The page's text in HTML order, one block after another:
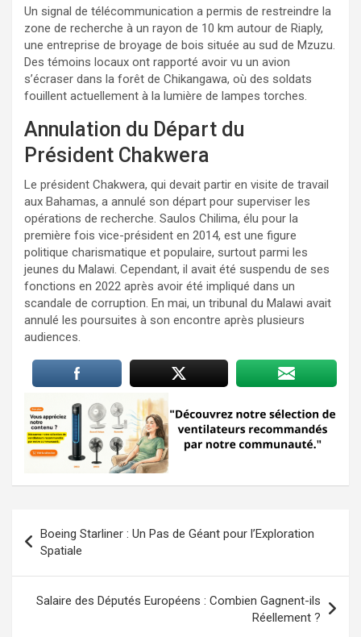
Un signal de télécommunication a permis de restreindre la
zone de recherche à un rayon de 10 km autour de Riaply,
une entreprise de broyage de bois située au sud de Mzuzu.
Des témoins locaux ont rapporté avoir vu un avion
s’écraser dans la forêt de Chikangawa, où des soldats
fouillent actuellement à la lumière de lampes torches.
Annulation du Départ du
Président Chakwera
Le président Chakwera, qui devait partir en visite de travail
aux Bahamas, a annulé son départ pour superviser les
opérations de recherche. Saulos Chilima, élu pour la
première fois vice-président en 2014, est une figure
politique charismatique et populaire, surtout parmi les
jeunes du Malawi. Cependant, il avait été suspendu de ses
fonctions en 2022 après avoir été impliqué dans un
scandale de corruption. En mai, un tribunal du Malawi avait
annulé les poursuites à son encontre après plusieurs
audiences.
de
l’article
Boeing Starliner : Un Pas de Géant pour l’Exploration
Spatiale
Salaire des Députés Européens : Combien Gagnent-ils
Réellement ?